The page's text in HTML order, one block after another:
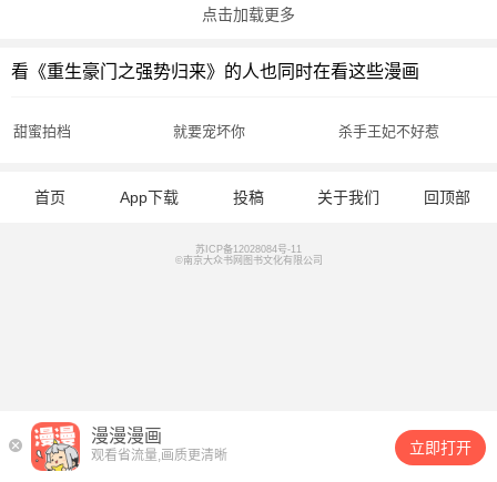
点击加载更多
看《重生豪门之强势归来》的人也同时在看这些漫画
甜蜜拍档 就要宠坏你 杀手王妃不好惹
首页 App下载 投稿 关于我们 回顶部
苏ICP备12028084号-11
©南京大众书网图书文化有限公司
漫漫漫画
观看省流量,画质更清晰 立即打开